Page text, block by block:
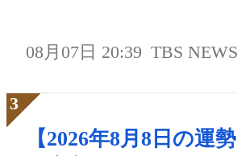
08月07日 20:39 TBS
【2026年8月8日の運